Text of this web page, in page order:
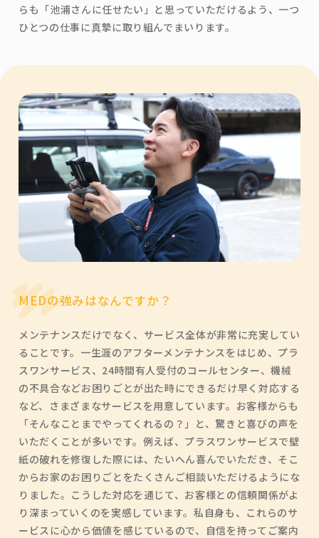
らも「池浦さんに任せたい」と思っていただけるよう、一つ
ひとつの仕事に真摯に取り組んでまいります。
MEDの強みはなんですか？
メンテナンスだけでなく、サービス全体が非常に充実してい
ることです。一生涯のアフターメンテナンスをはじめ、プラ
スワンサービス、24時間有人受付のコールセンター、機械
の不具合などお困りごとが出た時にできるだけ早く対応する
など、さまざまなサービスを用意しています。お客様からも
「そんなことまでやってくれるの？」と、驚きと喜びの声を
いただくことが多いです。例えば、プラスワンサービスで壁
紙の破れを修復した際には、たいへん喜んでいただき、そこ
からお家のお困りごとをたくさんご相談いただけるようにな
りました。こうした対応を通じて、お客様との信頼関係がよ
り深まっていくのを実感しています。私自身も、これらのサ
ービスに心から価値を感じているので、自信を持ってご案内